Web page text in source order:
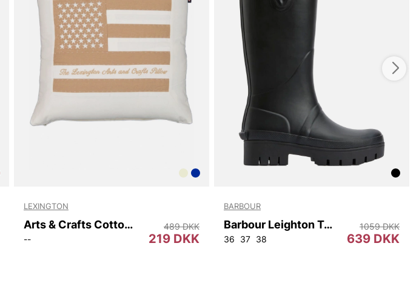
LEXINGTON
Arts & Crafts Cotton Twill Pillow Cover
-- 219 DKK
489 DKK
BARBOUR
Barbour Leighton Tall Welly
36 37 38 639 DKK
1059 DKK